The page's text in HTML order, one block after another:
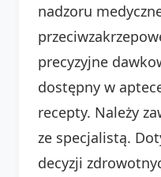
nadzoru
precyzyjne
dostępny w
recepty. Należy
ze specjalistą.
decyzji